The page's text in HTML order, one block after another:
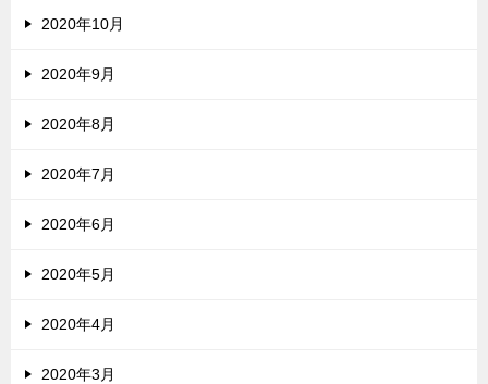
2020年10月
2020年9月
2020年8月
2020年7月
2020年6月
2020年5月
2020年4月
2020年3月